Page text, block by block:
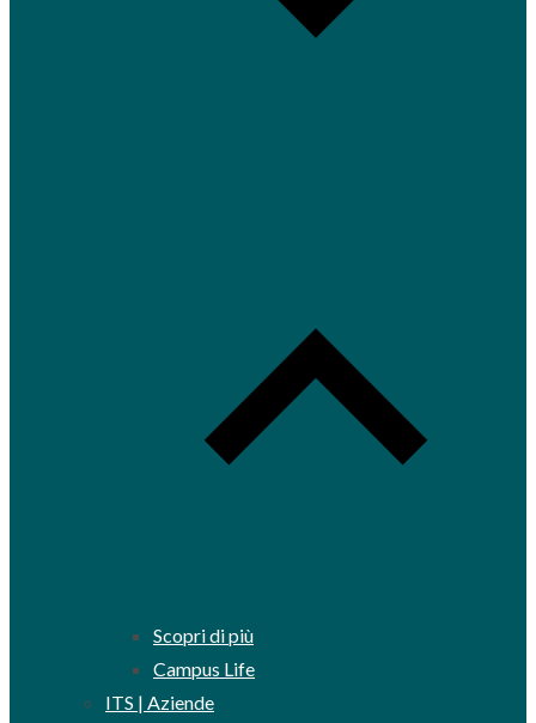
Scopri di più
Campus Life
ITS | Aziende